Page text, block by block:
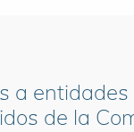
a
de la